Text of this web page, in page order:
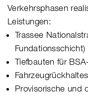
Verkehrsphasen
Leistungen:
Trassee
Fundationsschicht)
Tiefbauten für
Provisorische und